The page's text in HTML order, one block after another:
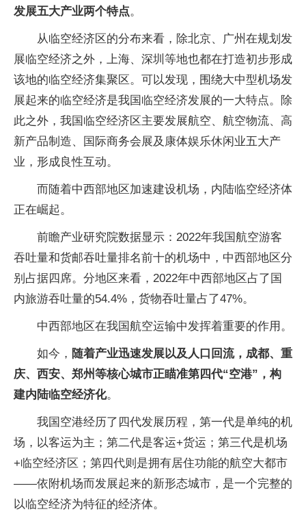
发展五大产业两个特点。
从临空经济区的分布来看，除北京、广州在规划发
展临空经济之外，上海、深圳等地也都在打造初步形成
该地的临空经济集聚区。可以发现，围绕大中型机场发
展起来的临空经济是我国临空经济发展的一大特点。除
此之外，我国临空经济区主要发展航空、航空物流、高
新产品制造、国际商务会展及康体娱乐休闲业五大产
业，形成良性互动。
而随着中西部地区加速建设机场，内陆临空经济体
正在崛起。
前瞻产业研究院数据显示：2022年我国航空游客
吞吐量和货邮吞吐量排名前十的机场中，中西部地区分
别占据四席。分地区来看，2022年中西部地区占了国
内旅游吞吐量的54.4%，货物吞吐量占了47%。
中西部地区在我国航空运输中发挥着重要的作用。
如今， 随着产业迅速发展以及人口回流，成都、重
庆、西安、郑州等核心城市正瞄准第四代“空港”，构
建内陆临空经济化。
我国空港经历了四代发展历程，第一代是单纯的机
场，以客运为主；第二代是客运+货运；第三代是机场
+临空经济区；第四代则是拥有居住功能的航空大都市
——依附机场而发展起来的新形态城市，是一个完整的
以临空经济为特征的经济体。